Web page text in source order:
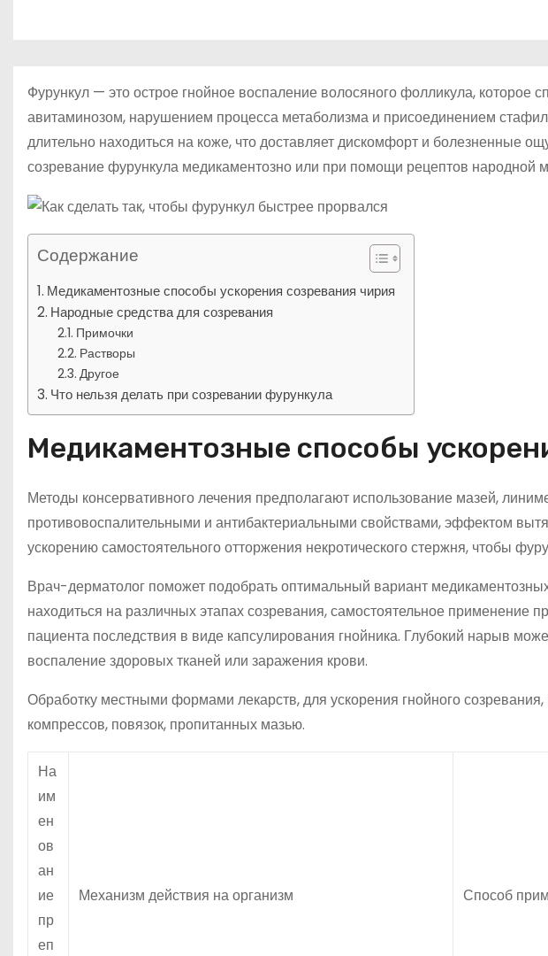
Фурункул — это острое гнойное воспаление волосяного фолликула, которое
авитаминозом, нарушением процесса метаболизма и присоединением
длительно находиться на коже, что доставляет дискомфорт и болезненные
созревание фурункула медикаментозно или при помощи рецептов народной
Содержание
Медикаментозные способы ускорения созревания чирия
Народные средства для созревания
Примочки
Растворы
Другое
Что нельзя делать при созревании фурункула
Медикаментозные способы
Методы консервативного лечения предполагают использование мазей,
противовоспалительными и антибактериальными свойствами, эффектом
ускорению самостоятельного отторжения некротического стержня, чтобы
Врач-дерматолог поможет подобрать оптимальный вариант
находиться на различных этапах созревания, самостоятельное применение
пациента последствия в виде капсулирования гнойника. Глубокий нарыв
воспаление здоровых тканей или заражения крови.
Обработку местными формами лекарств, для ускорения гнойного
компрессов, повязок, пропитанных мазью.
На
им
ен
ов
ан
ие
пр
еп
Механизм действия на организм Способ